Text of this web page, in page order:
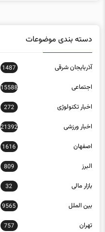
دسته بندی موضوعات
آذربایجان شرقی 1487
اجتماعی 15588
اخبار تکنولوژی 272
اخبار ورزشی 21392
اصفهان 1616
البرز 809
بازار مالی 32
بین الملل 9565
تهران 757